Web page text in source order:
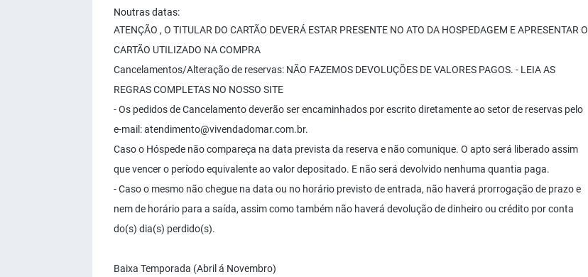
Noutras datas:
ATENÇÃO , O TITULAR DO CARTÃO DEVERÁ ESTAR PRESENTE NO ATO DA HOSPEDAGEM E APRESENTAR O
CARTÃO UTILIZADO NA COMPRA
Cancelamentos/Alteração de reservas: NÃO FAZEMOS DEVOLUÇÕES DE VALORES PAGOS. - LEIA AS
REGRAS COMPLETAS NO NOSSO SITE
- Os pedidos de Cancelamento deverão ser encaminhados por escrito diretamente ao setor de reservas pelo
e-mail:atendimento@vivendadomar.com.br.
Caso o Hóspede não compareça na data prevista da reserva e não comunique. O apto será liberado assim
que vencer o período equivalente ao valor depositado. E não será devolvido nenhuma quantia paga.
- Caso o mesmo não chegue na data ou no horário previsto de entrada, não haverá prorrogação de prazo e
nem de horário para a saída, assim como também não haverá devolução de dinheiro ou crédito por conta
do(s) dia(s) perdido(s).
Baixa Temporada (Abril á Novembro)